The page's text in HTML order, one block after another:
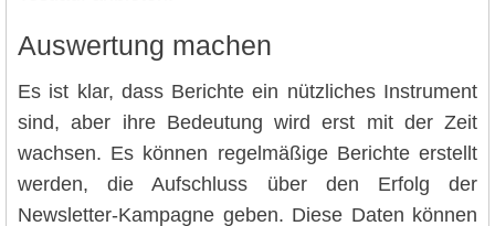
Auswertung machen
Es ist klar, dass Berichte ein nützliches Instrument
sind, aber ihre Bedeutung wird erst mit der Zeit
wachsen. Es können regelmäßige Berichte erstellt
werden, die Aufschluss über den Erfolg der
Newsletter-Kampagne geben. Diese Daten können